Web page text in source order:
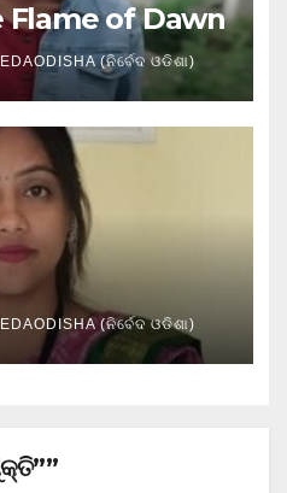
Flame of Dawn
(ନିର୍ବେଦ ଓଡିଶା)
(ନିର୍ବେଦ ଓଡିଶା)